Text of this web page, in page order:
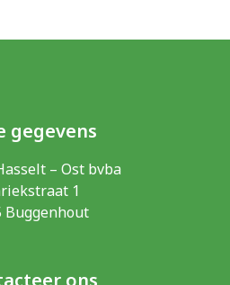
gegevens
– Ost bvba
1
Buggenhout